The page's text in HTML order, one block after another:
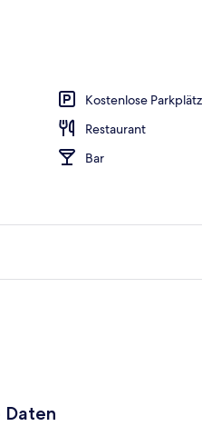
Kostenlose
Restaurant
Bar
Daten